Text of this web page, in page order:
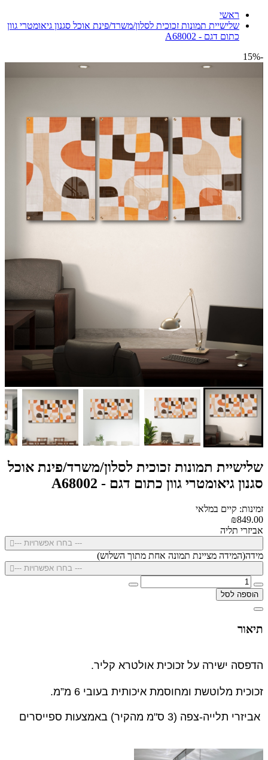
ראשי
שלישיית תמונות זכוכית לסלון/משרד/פינת אוכל סגנון גיאומטרי גוון
כתום דגם - A68002
-15%
שלישיית תמונות זכוכית לסלון/משרד/פינת אוכל
סגנון גיאומטרי גוון כתום דגם - A68002
זמינות: קיים במלאי
₪849.00
אביזרי תליה
--- בחרו אפשרויות ---
מידה(המידה מציינת תמונה אחת מתוך השלוש)
--- בחרו אפשרויות ---
הוספה לסל
תיאור
הדפסה ישירה על זכוכית אולטרא קליר.
זכוכית מלוטשת ומחוסמת איכותית בעובי 6 מ”מ.
אביזרי תלייה-צפה (3 ס"מ מהקיר) באמצעות ספייסרים